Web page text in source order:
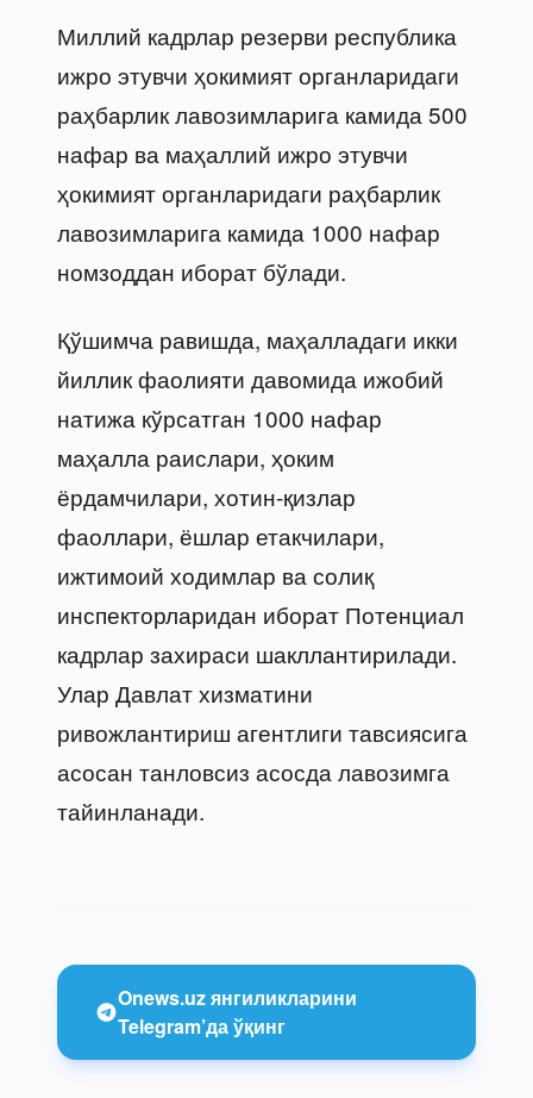
Миллий кадрлар резерви республика
ижро этувчи ҳокимият органларидаги
раҳбарлик лавозимларига камида 500
нафар ва маҳаллий ижро этувчи
ҳокимият органларидаги раҳбарлик
лавозимларига камида 1000 нафар
номзоддан иборат бўлади.
Қўшимча равишда, маҳалладаги икки
йиллик фаолияти давомида ижобий
натижа кўрсатган 1000 нафар
маҳалла раислари, ҳоким
ёрдамчилари, хотин-қизлар
фаоллари, ёшлар етакчилари,
ижтимоий ходимлар ва солиқ
инспекторларидан иборат Потенциал
кадрлар захираси шакллантирилади.
Улар Давлат хизматини
ривожлантириш агентлиги тавсиясига
асосан танловсиз асосда лавозимга
тайинланади.
Onews.uz янгиликларини
Telegram’да ўқинг